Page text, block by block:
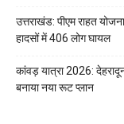
उत्तराखंड: पीएम राहत
हादसों में 406 लोग घायल
कांवड़ यात्रा 2026:
बनाया नया रूट प्लान